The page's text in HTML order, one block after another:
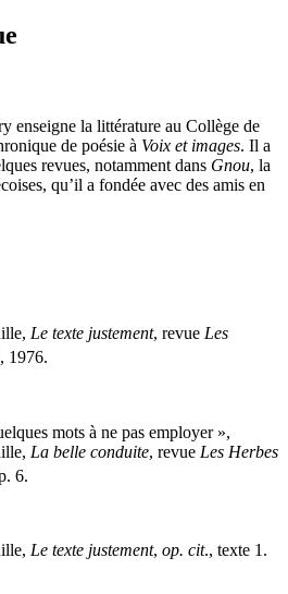
enseigne la littérature au Collège de
de poésie à Voix et images. Il a
revues, notamment dans Gnou, la
qu’il a fondée avec des amis en
Le texte justement, revue Les
, 1976.
mots à ne pas employer »,
La belle conduite, revue Les Herbes
6.
Le texte justement, op. cit., texte 1 .